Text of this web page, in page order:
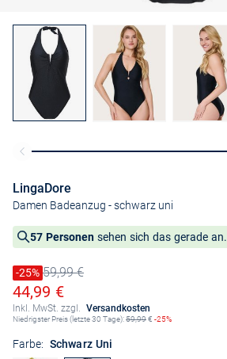
LingaDore
Damen Badeanzug - schwarz uni
57 Personen sehen sich das gerade an.
Preis reduziert um
-25%
Alter Preis59,99 €
Ermäßigter Preis
44,99 €
Inkl. MwSt. zzgl. Versandkosten
Niedrigster Preis (letzte 30 Tage):59,99€ -25%
Farbe: Schwarz Uni